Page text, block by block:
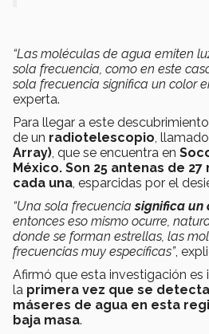
“Las moléculas de agua emiten
sola frecuencia, como en este
sola frecuencia significa un color
experta.
Para llegar a este
de un radiotelescopio, llamado
Array), que se encuentra en
México. Son 25 antenas de
cada una, esparcidas por el
“Una sola frecuenciasignifica un
entonces eso mismo ocurre,
donde se forman estrellas, las
frecuencias muy específicas”,
Afirmó que esta investigación
la primera vez que se
máseres de agua en esta
baja masa.